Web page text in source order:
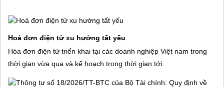
Hoá đơn điện tử xu hướng tất yếu
Hóa đơn điện tử triển khai tại các doanh nghiệp Việt nam trong
thời gian vừa qua và kế hoạch trong thời gian tới.